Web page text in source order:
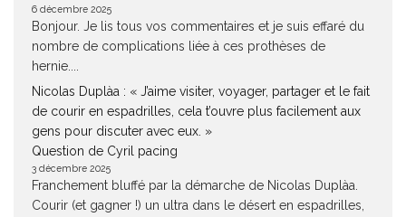
6 décembre 2025
Bonjour. Je lis tous vos commentaires et je suis effaré du
nombre de complications liée à ces prothèses de
hernie....
Nicolas Duplàa : « J’aime visiter, voyager, partager et le fait
de courir en espadrilles, cela t’ouvre plus facilement aux
gens pour discuter avec eux. »
Question de Cyril pacing
3 décembre 2025
Franchement bluffé par la démarche de Nicolas Duplàa.
Courir (et gagner !) un ultra dans le désert en espadrilles,